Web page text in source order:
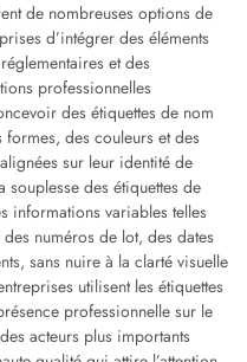
de nombreuses options de
d’intégrer des éléments
et des
professionnelles
des étiquettes de nom
des couleurs et des
sur leur identité de
souplesse des étiquettes de
informations variables telles
numéros de lot, des dates
sans nuire à la clarté visuelle
utilisent les étiquettes
professionnelle sur le
acteurs plus importants